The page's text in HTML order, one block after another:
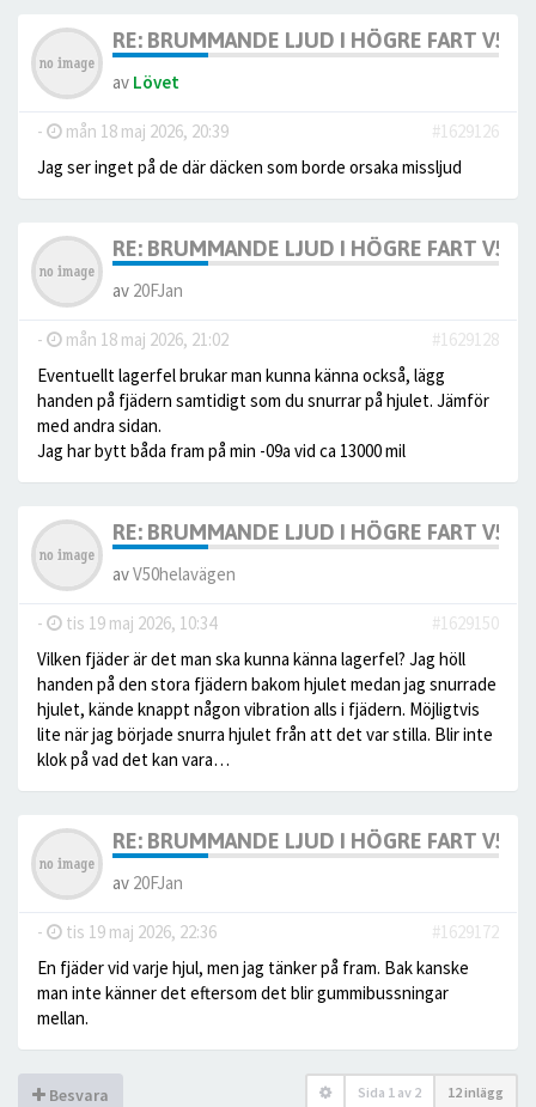
RE: BRUMMANDE LJUD I HÖGRE FART V50
av Lövet
- mån 18 maj 2026, 20:39
#1629126
Jag ser inget på de där däcken som borde orsaka missljud
RE: BRUMMANDE LJUD I HÖGRE FART V50
av 20FJan
- mån 18 maj 2026, 21:02
#1629128
Eventuellt lagerfel brukar man kunna känna också, lägg
handen på fjädern samtidigt som du snurrar på hjulet. Jämför
med andra sidan.
Jag har bytt båda fram på min -09a vid ca 13000 mil
RE: BRUMMANDE LJUD I HÖGRE FART V50
avV50helavägen
- tis 19 maj 2026, 10:34
#1629150
Vilken fjäder är det man ska kunna känna lagerfel? Jag höll
handen på den stora fjädern bakom hjulet medan jag snurrade
hjulet, kände knappt någon vibration alls i fjädern. Möjligtvis
lite när jag började snurra hjulet från att det var stilla. Blir inte
klok på vad det kan vara…
RE: BRUMMANDE LJUD I HÖGRE FART V50
av 20FJan
- tis 19 maj 2026, 22:36
#1629172
En fjäder vid varje hjul, men jag tänker på fram. Bak kanske
man inte känner det eftersom det blir gummibussningar
mellan.
Besvara Sida 1 av 2 12 inlägg